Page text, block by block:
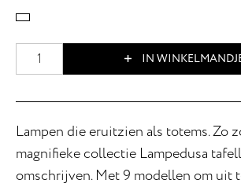
IN
Lampen die eruitzien als totems. Zo
magnifieke collectie Lampedusa
omschrijven. Met 9 modellen om uit